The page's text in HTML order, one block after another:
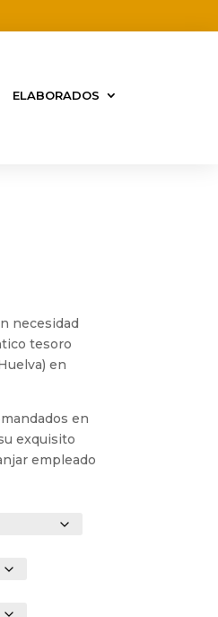
ELABORADOS
necesidad
tesoro
en
en
exquisito
empleado